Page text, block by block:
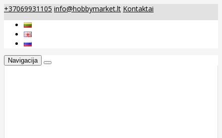
+37069931105 info@hobbymarket.lt Kontaktai
Navigacija